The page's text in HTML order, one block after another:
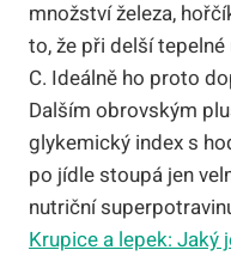
množství železa,
to, že při delší
C. Ideálně ho proto
Dalším obrovským
glykemický index s
po jídle stoupá jen
nutriční
Krupice a lepek: Jaký